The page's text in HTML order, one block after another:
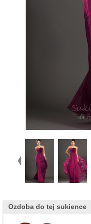
Ozdoba do tej sukience